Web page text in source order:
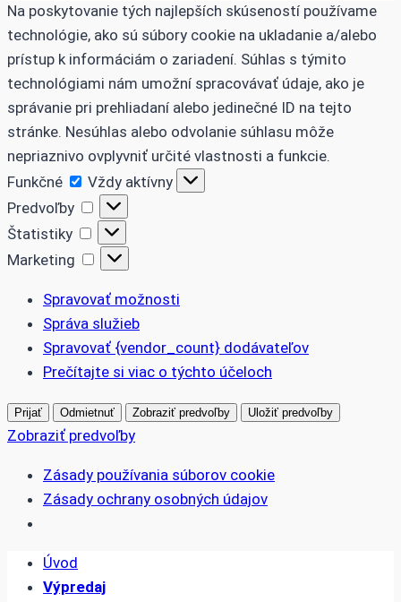
Na poskytovanie tých najlepších skúseností používame
technológie, ako sú súbory cookie na ukladanie a/alebo
prístup k informáciám o zariadení. Súhlas s týmito
technológiami nám umožní spracovávať údaje, ako je
správanie pri prehliadaní alebo jedinečné ID na tejto
stránke. Nesúhlas alebo odvolanie súhlasu môže
nepriaznivo ovplyvniť určité vlastnosti a funkcie.
Funkčné
Funkčné
Vždy aktívny
Predvoľby
Predvoľby
Štatistiky
Štatistiky
Marketing
Marketing
Spravovať možnosti
Správa služieb
Spravovať {vendor_count} dodávateľov
Prečítajte si viac o týchto účeloch
Prijať Odmietnuť Zobraziť predvoľby Uložiť predvoľby
Zobraziť predvoľby
Zásady používania súborov cookie
Zásady ochrany osobných údajov
Skip
Úvod
Výpredaj